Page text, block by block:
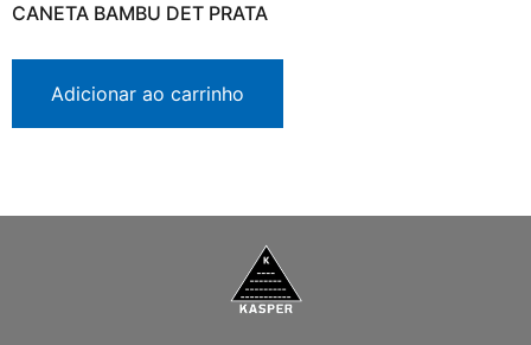
CANETA BAMBU DET PRATA
Adicionar ao carrinho